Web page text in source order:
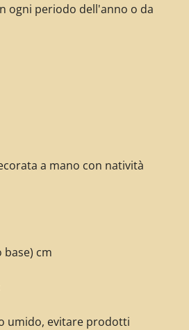
ogni periodo dell'anno o da
a mano con natività
base) cm
umido, evitare prodotti